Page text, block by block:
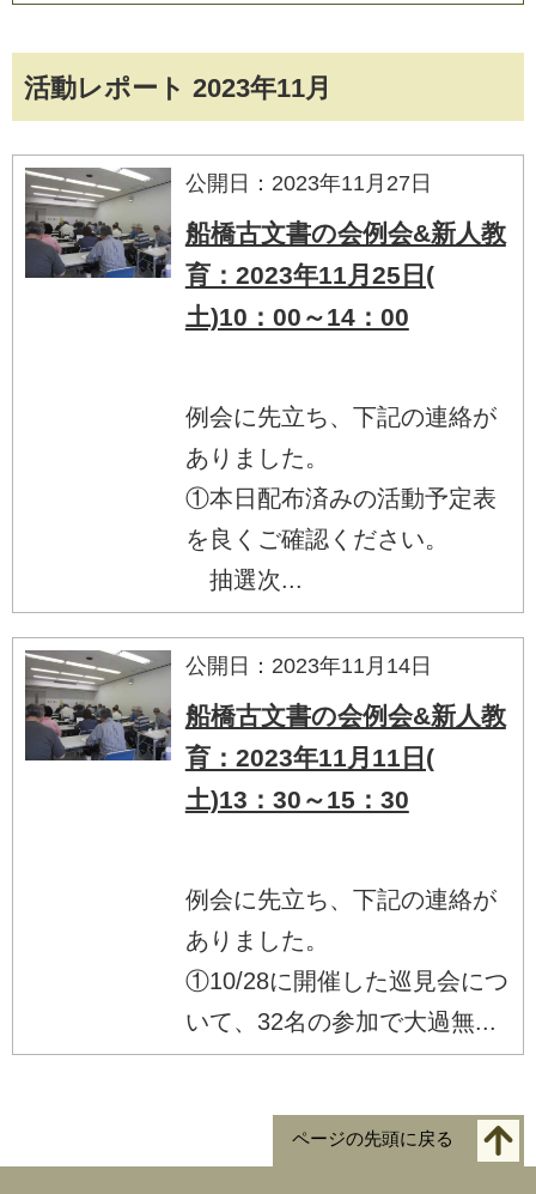
活動レポート 2023年11月
公開日：2023年11月27日
船橋古文書の会例会&新人教
育：2023年11月25日(
土)10：00～14：00
例会に先立ち、下記の連絡が
ありました。
①本日配布済みの活動予定表
を良くご確認ください。
抽選次...
公開日：2023年11月14日
船橋古文書の会例会&新人教
育：2023年11月11日(
土)13：30～15：30
例会に先立ち、下記の連絡が
ありました。
①10/28に開催した巡見会につ
いて、32名の参加で大過無...
ページの先頭に戻る